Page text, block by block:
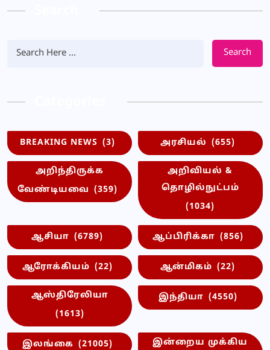
Search
BREAKING NEWS (3) அரசியல் (655)
அறிந்திருக்க
வேண்டியவை (359)
அறிவியல் &
தொழில்நுட்பம்
(1034)
ஆசியா (6789) ஆப்பிரிக்கா (856)
ஆரோக்கியம் (22) ஆன்மிகம் (22)
ஆஸ்திரேலியா
(1613)
இந்தியா (4550)
இலங்கை (21005)
இன்றைய முக்கிய